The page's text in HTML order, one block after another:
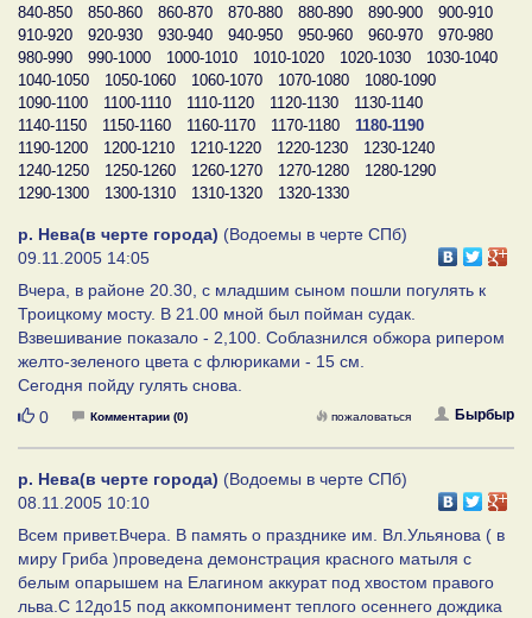
840-850
850-860 860-870 870-880 880-890 890-900
900-910
910-920
920-930 930-940 940-950 950-960 960-970
970-980
980-990
990-1000 1000-1010 1010-1020 1020-1030
1030-1040
1040-1050
1050-1060 1060-1070 1070-1080
1080-1090
1090-1100
1100-1110 1110-1120 1120-1130
1130-1140
1140-1150
1150-1160 1160-1170 1170-1180
1180-1190
1190-1200
1200-1210 1210-1220 1220-1230
1230-1240
1240-1250
1250-1260 1260-1270 1270-1280
1280-1290
1290-1300
1300-1310 1310-1320 1320-1330
р. Нева(в черте города) (Водоемы в черте СПб)
09.11.2005 14:05
Вчера, в районе 20.30, с младшим сыном пошли погулять к
Троицкому мосту. В 21.00 мной был пойман судак.
Взвешивание показало - 2,100. Соблазнился обжора рипером
желто-зеленого цвета с флюриками - 15 см.
Сегодня пойду гулять снова.
Нравится
0 Комментарии (0) Бырбыр
пожаловаться
р. Нева(в черте города) (Водоемы в черте СПб)
08.11.2005 10:10
Всем привет.Вчера. В память о празднике им. Вл.Ульянова ( в
миру Гриба )проведена демонстрация красного матыля с
белым опарышем на Елагином аккурат под хвостом правого
льва.С 12до15 под аккомпонимент теплого осеннего дождика